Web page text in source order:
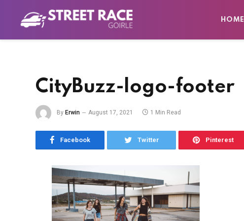
HOME
CityBuzz-logo-footer
By Erwin August 17, 2021 1 Min Read
Facebook Twitter Pinterest